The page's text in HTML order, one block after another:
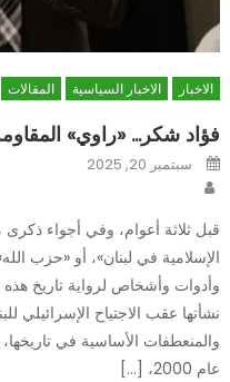
الاخبار الاخبار السياسية المقالات
فؤاد شكر… «راوي»
Posted
onسبتمبر 20, 2025
الإسلامية في لبنان»، أو «حزب
وأدوات وأشخاص لرواية تاريخ
والمنعطفات الأساسية في
عام 2000، […]